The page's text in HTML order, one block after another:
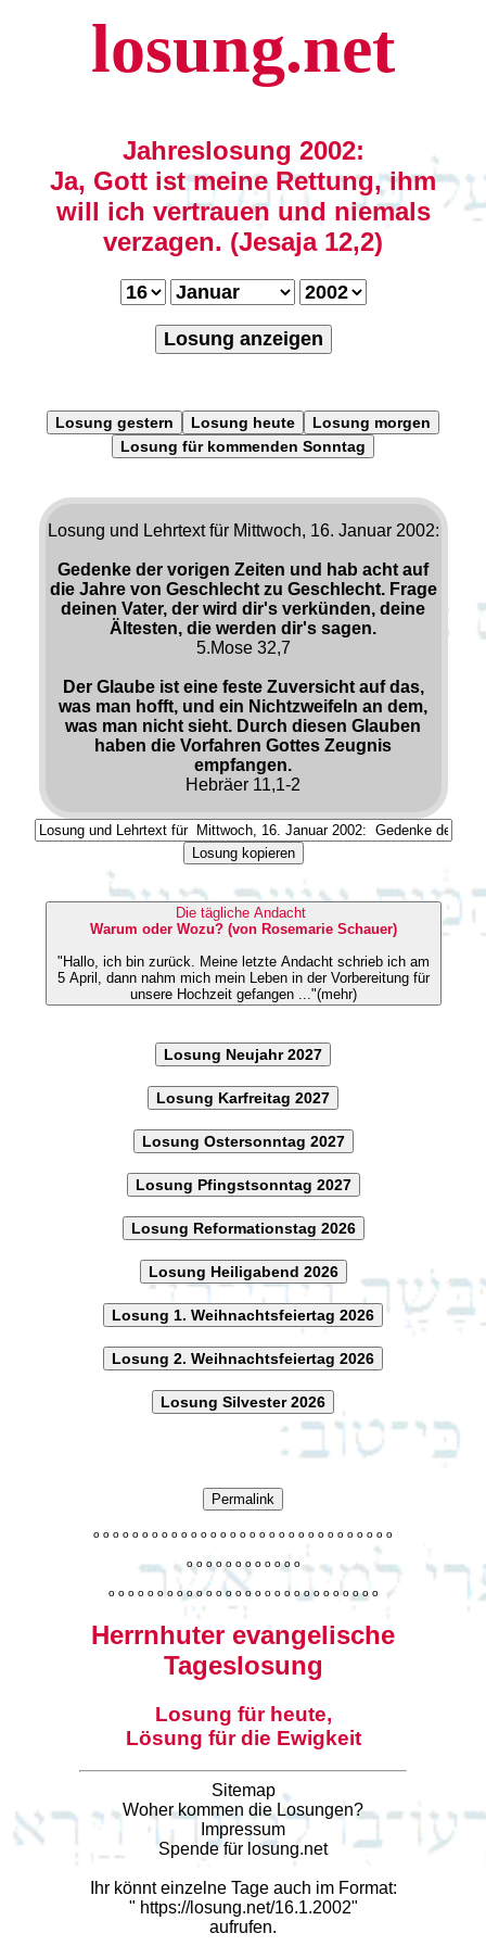
losung.net
Jahreslosung 2002:
Ja, Gott ist meine Rettung, ihm
will ich vertrauen und niemals
verzagen. (Jesaja 12,2)
Losung anzeigen
Losung gestern Losung heute
Losung morgen
Losung für kommenden Sonntag
Losung und Lehrtext für Mittwoch, 16. Januar 2002:
Gedenke der vorigen Zeiten und hab acht auf
die Jahre von Geschlecht zu Geschlecht. Frage
deinen Vater, der wird dir's verkünden, deine
Ältesten, die werden dir's sagen.
5.Mose 32,7
Der Glaube ist eine feste Zuversicht auf das,
was man hofft, und ein Nichtzweifeln an dem,
was man nicht sieht. Durch diesen Glauben
haben die Vorfahren Gottes Zeugnis
empfangen.
Hebräer 11,1-2
Losung kopieren
Die tägliche Andacht
Warum oder Wozu? (von Rosemarie Schauer)
"Hallo, ich bin zurück. Meine letzte Andacht schrieb ich am
5 April, dann nahm mich mein Leben in der Vorbereitung für
unsere Hochzeit gefangen ..."(mehr)
Losung Neujahr 2027
Losung Karfreitag 2027
Losung Ostersonntag 2027
Losung Pfingstsonntag 2027
Losung Reformationstag 2026
Losung Heiligabend 2026
Losung 1. Weihnachtsfeiertag 2026
Losung 2. Weihnachtsfeiertag 2026
Losung Silvester 2026
Permalink
o o o o o o o o o o o o o o o o o o o o o o o o o o o o o o o
o o o o o o o o o o o o
o o o o o o o o o o o o o o o o o o o o o o o o o o o o
Herrnhuter evangelische
Tageslosung
Losung für heute,
Lösung für die Ewigkeit
Sitemap
Woher kommen die Losungen?
Impressum
Spende für losung.net
Ihr könnt einzelne Tage auch im Format:
" https://losung.net/16.1.2002"
aufrufen.